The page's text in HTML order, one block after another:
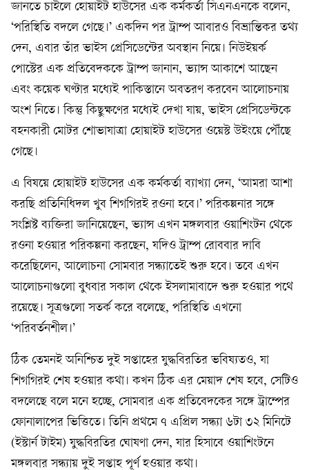
জানতে চাইলে হোয়াইট হাউসের এক কর্মকর্তা সিএনএনকে বলেন,
‘পরিস্থিতি বদলে গেছে।’ একদিন পর ট্রাম্প আবারও বিভ্রান্তিকর তথ্য
দেন, এবার তাঁর ভাইস প্রেসিডেন্টের অবস্থান নিয়ে। নিউইয়র্ক
পোস্টের এক প্রতিবেদককে ট্রাম্প জানান, ভ্যান্স আকাশে আছেন
এবং কয়েক ঘণ্টার মধ্যেই পাকিস্তানে অবতরণ করবেন আলোচনায়
অংশ নিতে। কিন্তু কিছুক্ষণের মধ্যেই দেখা যায়, ভাইস প্রেসিডেন্টকে
বহনকারী মোটর শোভাযাত্রা হোয়াইট হাউসের ওয়েস্ট উইংয়ে পৌঁছে
গেছে।
এ বিষয়ে হোয়াইট হাউসের এক কর্মকর্তা ব্যাখ্যা দেন, ‘আমরা আশা
করছি প্রতিনিধিদল খুব শিগগিরই রওনা হবে।’ পরিকল্পনার সঙ্গে
সংশ্লিষ্ট ব্যক্তিরা জানিয়েছেন, ভ্যান্স এখন মঙ্গলবার ওয়াশিংটন থেকে
রওনা হওয়ার পরিকল্পনা করছেন, যদিও ট্রাম্প রোববার দাবি
করেছিলেন, আলোচনা সোমবার সন্ধ্যাতেই শুরু হবে। তবে এখন
আলোচনাগুলো বুধবার সকাল থেকে ইসলামাবাদে শুরু হওয়ার পথে
রয়েছে। সূত্রগুলো সতর্ক করে বলেছে, পরিস্থিতি এখনো
‘পরিবর্তনশীল।’
ঠিক তেমনই অনিশ্চিত দুই সপ্তাহের যুদ্ধবিরতির ভবিষ্যতও, যা
শিগগিরই শেষ হওয়ার কথা। কখন ঠিক এর মেয়াদ শেষ হবে, সেটিও
বদলেছে বলে মনে হচ্ছে, সোমবার এক প্রতিবেদকের সঙ্গে ট্রাম্পের
ফোনালাপের ভিত্তিতে। তিনি প্রথমে ৭ এপ্রিল সন্ধ্যা ৬টা ৩২ মিনিটে
(ইস্টার্ন টাইম) যুদ্ধবিরতির ঘোষণা দেন, যার হিসাবে ওয়াশিংটনে
মঙ্গলবার সন্ধ্যায় দুই সপ্তাহ পূর্ণ হওয়ার কথা।